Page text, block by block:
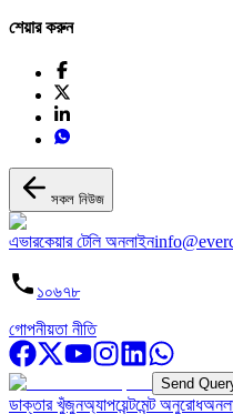
শেয়ার করুন
সকল নিউজ
এভারকেয়ার টেলি অনলাইন
১০৬৭৮
গোপনীয়তা নীতি
Send
ডাক্তার খুঁজুনঅ্যাপয়েন্টমেন্ট অনুরোধ